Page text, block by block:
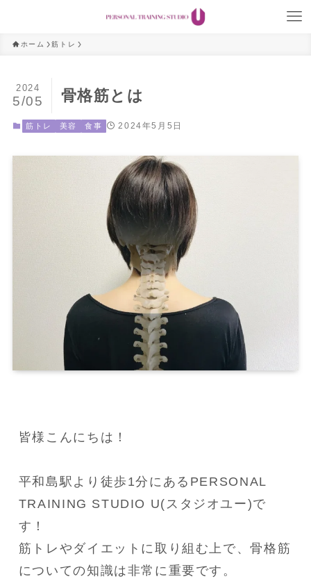
ホーム 筋トレ
骨格筋とは
2024
5/05
筋トレ 美容 食事 2024年5月5日
皆様こんにちは！
平和島駅より徒歩1分にあるPERSONAL
TRAINING STUDIO U(スタジオユー)で
す！
筋トレやダイエットに取り組む上で、骨格筋
についての知識は非常に重要です。